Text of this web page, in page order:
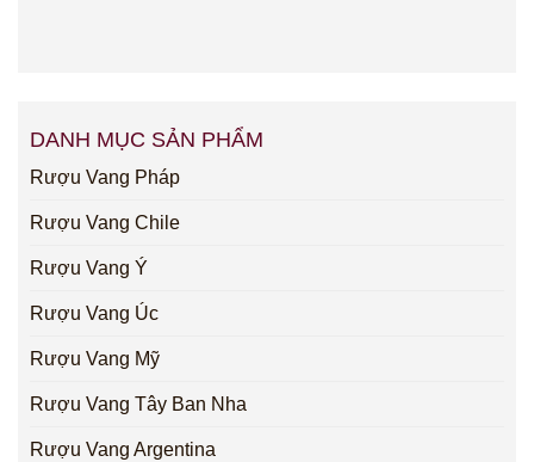
DANH MỤC SẢN PHẨM
Rượu Vang Pháp
Rượu Vang Chile
Rượu Vang Ý
Rượu Vang Úc
Rượu Vang Mỹ
Rượu Vang Tây Ban Nha
Rượu Vang Argentina